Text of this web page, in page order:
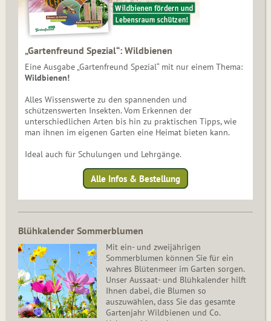
„Gartenfreund Spezial“: Wildbienen
Eine Ausgabe „Gartenfreund Spezial“ mit nur einem Thema:
Wildbienen!
Alles Wissenswerte zu den spannenden und
schützenswerten Insekten. Vom Erkennen der
unterschiedlichen Arten bis hin zu praktischen Tipps, wie
man ihnen im eigenen Garten eine Heimat bieten kann.
Ideal auch für Schulungen und Lehrgänge.
Alle Infos & Bestellung
Blühkalender Sommerblumen
Mit ein- und zweijährigen
Sommerblumen können Sie für ein
wahres Blütenmeer im Garten sorgen.
Unser Aussaat- und Blühkalender hilft
Ihnen dabei, die Blumen so
auszuwählen, dass Sie das gesamte
Gartenjahr Wildbienen und Co.